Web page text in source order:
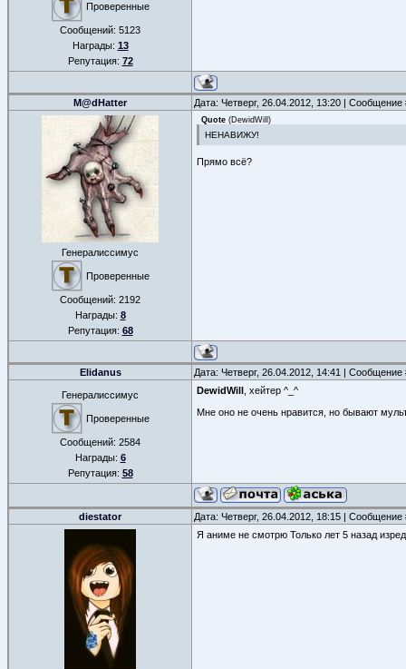
Проверенные
Сообщений: 5123
Награды: 13
Репутация: 72
M@dHatter Дата: Четверг, 26.04.2012, 13:20 |
Генералиссимус
Проверенные
Сообщений: 2192
Награды: 8
Репутация: 68
Quote (DewidWill )
НЕНАВИЖУ!
Прямо всё?
Elidanus Дата: Четверг, 26.04.2012, 14:41 |
Генералиссимус
Проверенные
Сообщений: 2584
Награды: 6
Репутация: 58
DewidWill , хейтер ^_^
Мне оно не очень нравится, но бывают
diestator Дата: Четверг, 26.04.2012, 18:15 |
Я аниме не смотрю Только лет 5 назад